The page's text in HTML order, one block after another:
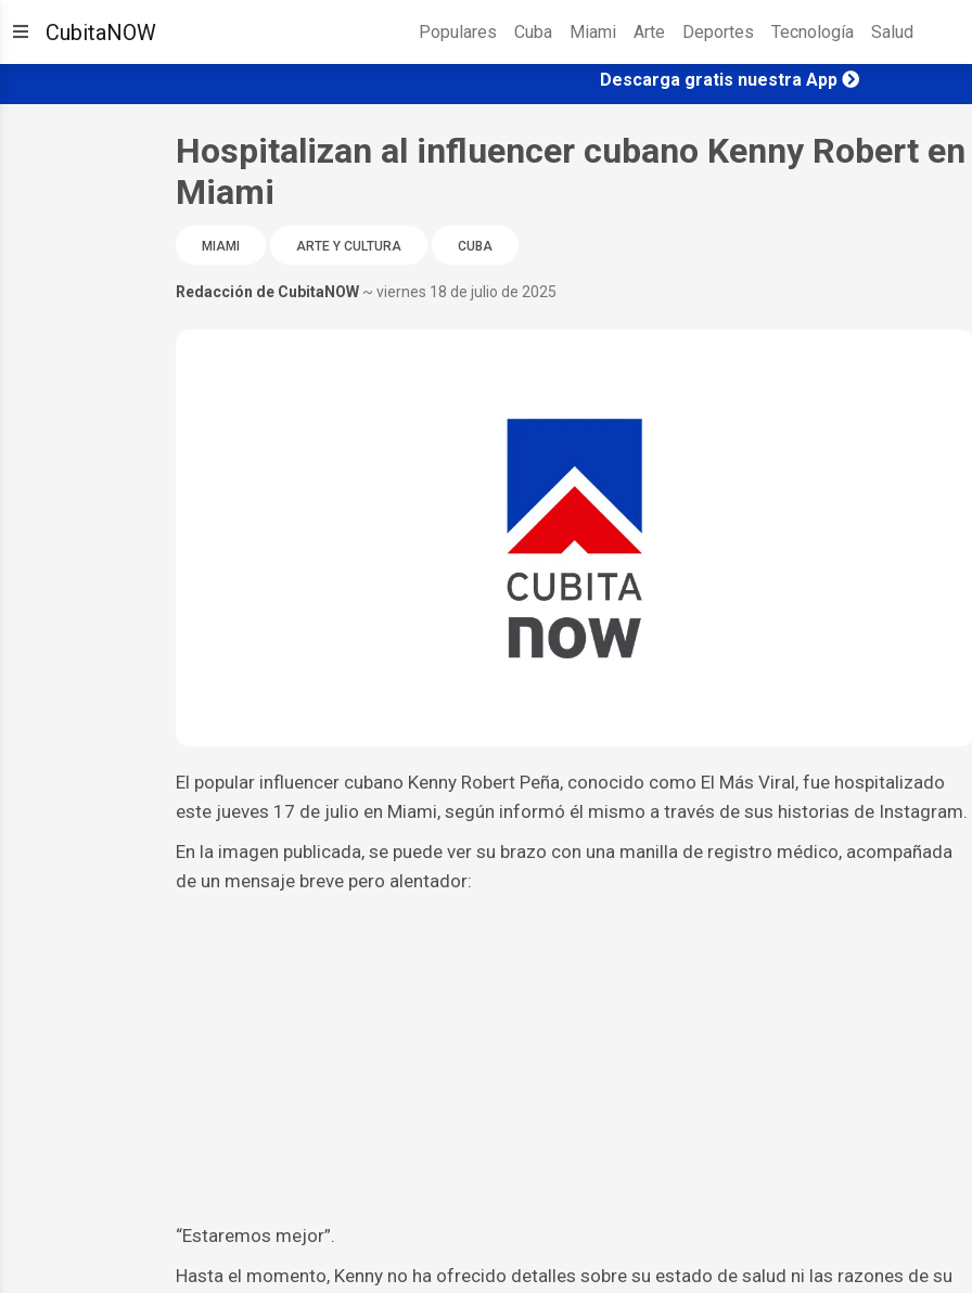
CubitaNOW Populares Cuba Miami Arte Deportes Tecnología Salud
Descarga gratis nuestra App
Hospitalizan al influencer cubano Kenny Robert en
Miami
MIAMI ARTE Y CULTURA CUBA
Redacción de CubitaNOW ~ viernes 18 de julio de 2025
El popular influencer cubano Kenny Robert Peña, conocido como El Más Viral, fue hospitalizado
este jueves 17 de julio en Miami, según informó él mismo a través de sus historias de Instagram.
En la imagen publicada, se puede ver su brazo con una manilla de registro médico, acompañada
de un mensaje breve pero alentador:
“Estaremos mejor”.
Hasta el momento, Kenny no ha ofrecido detalles sobre su estado de salud ni las razones de su